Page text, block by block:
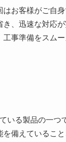
お客様がご自身
、迅速な対応
事準備をスム
いる製品の一つ
備えているこ